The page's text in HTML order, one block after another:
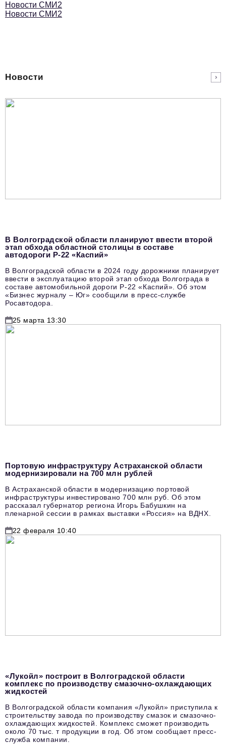
Информационный отдел
podpiska@business-magazine.online
partner@business-magazine.online
Новости СМИ2
Новости СМИ2
Новости
В Волгоградской области планируют ввести второй
этап обхода областной столицы в составе
автодороги Р-22 «Каспий»
В Волгоградской области в 2024 году дорожники планирует
ввести в эксплуатацию второй этап обхода Волгограда в
составе автомобильной дороги Р-22 «Каспий». Об этом
«Бизнес журналу – Юг» сообщили в пресс-службе
Росавтодора.
25 марта 13:30
Портовую инфраструктуру Астраханской области
модернизировали на 700 млн рублей
В Астраханской области в модернизацию портовой
инфраструктуры инвестировано 700 млн руб. Об этом
рассказал губернатор региона Игорь Бабушкин на
пленарной сессии в рамках выставки «Россия» на ВДНХ.
22 февраля 10:40
«Лукойл» построит в Волгоградской области
комплекс по производству смазочно-охлаждающих
жидкостей
В Волгоградской области компания «Лукойл» приступила к
строительству завода по производству смазок и смазочно-
охлаждающих жидкостей. Комплекс сможет производить
около 70 тыс. т продукции в год. Об этом сообщает пресс-
служба компании.